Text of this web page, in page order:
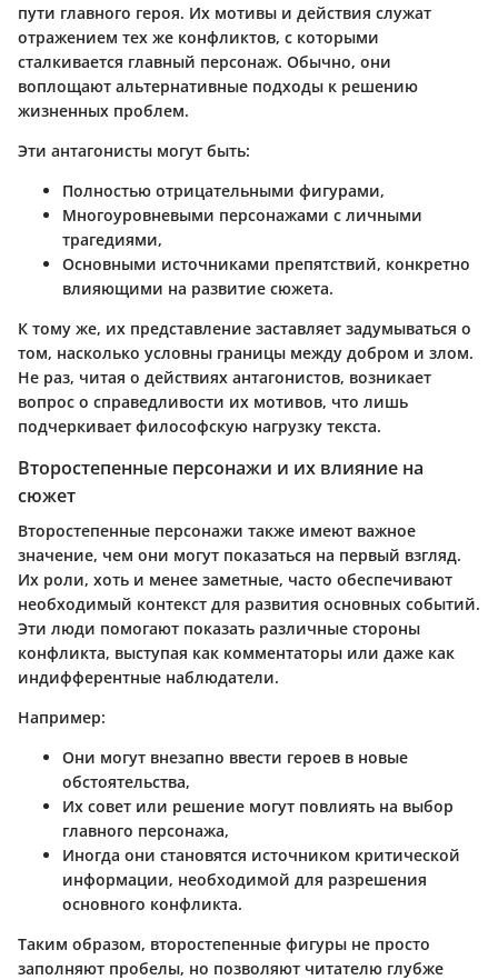
пути главного героя. Их мотивы и действия служат
отражением тех же конфликтов, с которыми
сталкивается главный персонаж. Обычно, они
воплощают альтернативные подходы к решению
жизненных проблем.
Эти антагонисты могут быть:
Полностью отрицательными фигурами,
Многоуровневыми персонажами с личными
трагедиями,
Основными источниками препятствий, конкретно
влияющими на развитие сюжета.
К тому же, их представление заставляет задумываться о
том, насколько условны границы между добром и злом.
Не раз, читая о действиях антагонистов, возникает
вопрос о справедливости их мотивов, что лишь
подчеркивает философскую нагрузку текста.
Второстепенные персонажи и их влияние на
сюжет
Второстепенные персонажи также имеют важное
значение, чем они могут показаться на первый взгляд.
Их роли, хоть и менее заметные, часто обеспечивают
необходимый контекст для развития основных событий.
Эти люди помогают показать различные стороны
конфликта, выступая как комментаторы или даже как
индифферентные наблюдатели.
Например:
Они могут внезапно ввести героев в новые
обстоятельства,
Их совет или решение могут повлиять на выбор
главного персонажа,
Иногда они становятся источником критической
информации, необходимой для разрешения
основного конфликта.
Таким образом, второстепенные фигуры не просто
заполняют пробелы, но позволяют читателю глубже